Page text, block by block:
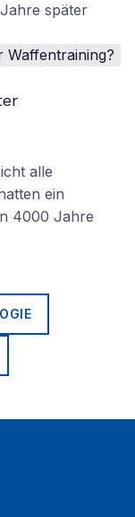
später
alle
ein
4000 Jahre